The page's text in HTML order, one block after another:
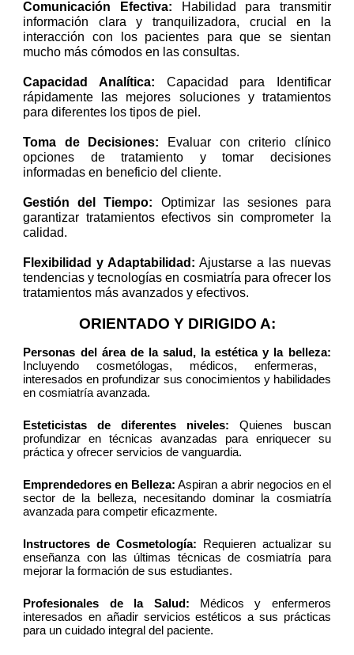
Comunicación Efectiva: Habilidad para transmitir
información clara y tranquilizadora, crucial en la
interacción con los pacientes para que se sientan
mucho más cómodos en las consultas.
Capacidad Analítica: Capacidad para Identificar
rápidamente las mejores soluciones y tratamientos
para diferentes los tipos de piel.
Toma de Decisiones: Evaluar con criterio clínico
opciones de tratamiento y tomar decisiones
informadas en beneficio del cliente.
Gestión del Tiempo: Optimizar las sesiones para
garantizar tratamientos efectivos sin comprometer la
calidad.
Flexibilidad y Adaptabilidad: Ajustarse a las nuevas
tendencias y tecnologías en cosmiatría para ofrecer los
tratamientos más avanzados y efectivos.
ORIENTADO Y DIRIGIDO A:
Personas del área de la salud, la estética y la belleza:
Incluyendo cosmetólogas, médicos, enfermeras,
interesados en profundizar sus conocimientos y habilidades
en cosmiatría avanzada.
Esteticistas de diferentes niveles: Quienes buscan
profundizar en técnicas avanzadas para enriquecer su
práctica y ofrecer servicios de vanguardia.
Emprendedores en Belleza: Aspiran a abrir negocios en el
sector de la belleza, necesitando dominar la cosmiatría
avanzada para competir eficazmente.
Instructores de Cosmetología: Requieren actualizar su
enseñanza con las últimas técnicas de cosmiatría para
mejorar la formación de sus estudiantes.
Profesionales de la Salud: Médicos y enfermeros
interesados en añadir servicios estéticos a sus prácticas
para un cuidado integral del paciente.